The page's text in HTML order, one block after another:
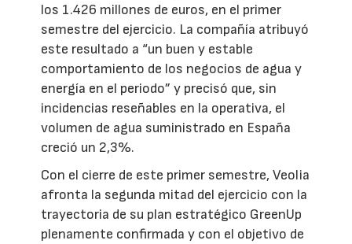
los 1.426 millones de euros, en el primer
semestre del ejercicio. La compañía atribuyó
este resultado a “un buen y estable
comportamiento de los negocios de agua y
energía en el periodo” y precisó que, sin
incidencias reseñables en la operativa, el
volumen de agua suministrado en España
creció un 2,3%.
Con el cierre de este primer semestre, Veolia
afronta la segunda mitad del ejercicio con la
trayectoria de su plan estratégico GreenUp
plenamente confirmada y con el objetivo de